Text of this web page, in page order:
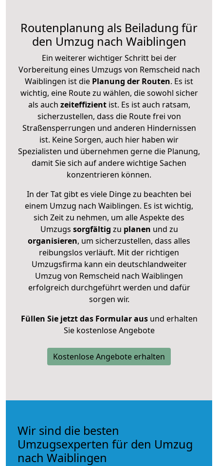
Routenplanung als Beiladung für
den Umzug nach Waiblingen
Ein weiterer wichtiger Schritt bei der
Vorbereitung eines Umzugs von Remscheid nach
Waiblingen ist die Planung der Routen. Es ist
wichtig, eine Route zu wählen, die sowohl sicher
als auch zeiteffizientist. Es ist auch ratsam,
sicherzustellen, dass die Route frei von
Straßensperrungen und anderen Hindernissen
ist. Keine Sorgen, auch hier haben wir
Spezialisten und übernehmen gerne die Planung,
damit Sie sich auf andere wichtige Sachen
konzentrieren können.
In der Tat gibt es viele Dinge zu beachten bei
einem Umzug nach Waiblingen. Es ist wichtig,
sich Zeit zu nehmen, um alle Aspekte des
Umzugs sorgfältig zu planen und zu
organisieren, um sicherzustellen, dass alles
reibungslos verläuft. Mit der richtigen
Umzugsfirma kann ein deutschlandweiter
Umzug von Remscheid nach Waiblingen
erfolgreich durchgeführt werden und dafür
sorgen wir.
Füllen Sie jetzt das Formular ausund erhalten
Sie kostenlose Angebote
Kostenlose Angebote erhalten
Wir sind die besten
Umzugsexperten für den Umzug
nach Waiblingen